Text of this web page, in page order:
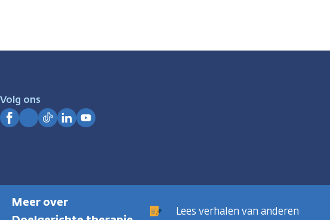
Meer over
Lees verhalen van anderen
Volg ons